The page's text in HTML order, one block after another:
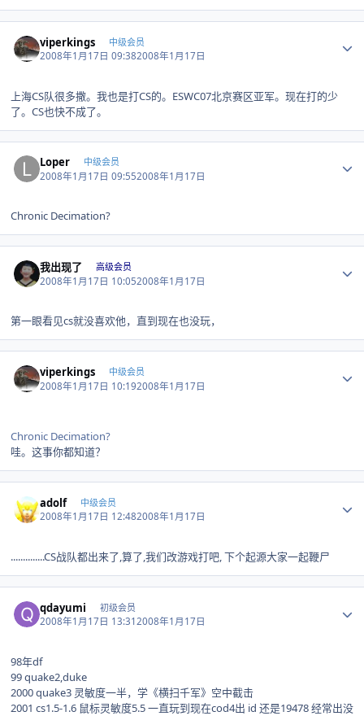
viperkings 中级会员
2008年1月17日 09:382008年1月17日
上海CS队很多撒。我也是打CS的。ESWC07北京赛区亚军。现在打的少
了。CS也快不成了。
Loper 中级会员
2008年1月17日 09:552008年1月17日
Chronic Decimation?
我出现了 高级会员
2008年1月17日 10:052008年1月17日
第一眼看见cs就没喜欢他，直到现在也没玩，
viperkings 中级会员
2008年1月17日 10:192008年1月17日
Chronic Decimation?
哇。这事你都知道？
adolf 中级会员
2008年1月17日 12:482008年1月17日
..............CS战队都出来了,算了,我们改游戏打吧, 下个起源大家一起鞭尸
qdayumi 初级会员
2008年1月17日 13:312008年1月17日
98年df
99 quake2,duke
2000 quake3 灵敏度一半，学《横扫千军》空中截击
2001 cs1.5-1.6 鼠标灵敏度5.5 一直玩到现在cod4出 id 还是19478 经常出没